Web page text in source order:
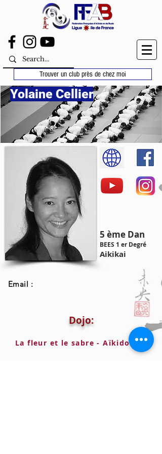
Trouver un club près de chez moi
Yolaine Cellier
5 ème Dan
BEES 1 er Degré
Aikikai
Email :
Dojo:
La fleur et le sabre - Aïkido ENS